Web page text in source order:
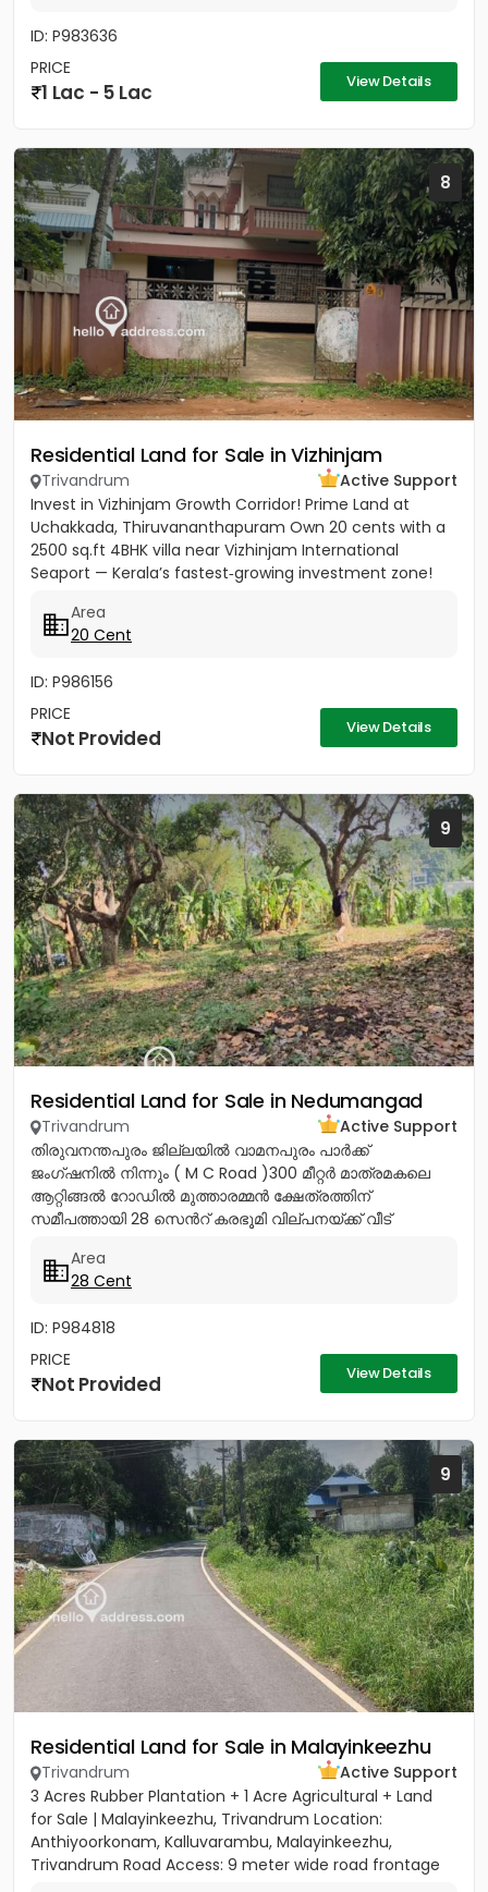
ID: P983636
PRICE
1 Lac - 5 Lac View Details
8
Residential Land for Sale in Vizhinjam
Trivandrum
Active Support
Invest in Vizhinjam Growth Corridor! Prime Land at
Uchakkada, Thiruvananthapuram Own 20 cents with a
2500 sq.ft 4BHK villa near Vizhinjam International
Seaport — Kerala’s fastest‑growing investment zone!
Area
20 Cent
ID: P986156
PRICE
Not Provided View Details
9
Residential Land for Sale in Nedumangad
Trivandrum
Active Support
തിരുവനന്തപുരം ജില്ലയിൽ വാമനപുരം പാർക്ക്
ജംഗ്ഷനിൽ നിന്നും ( M C Road )300 മീറ്റർ മാത്രമകലെ
ആറ്റിങ്ങൽ റോഡിൽ മുത്താരമ്മൻ ക്ഷേത്രത്തിന്
സമീപത്തായി 28 സെൻറ് കരഭൂമി വില്പനയ്ക്ക് വീട്
Area
28 Cent
ID: P984818
PRICE
Not Provided View Details
9
Residential Land for Sale in Malayinkeezhu
Trivandrum
Active Support
3 Acres Rubber Plantation + 1 Acre Agricultural + Land
for Sale | Malayinkeezhu, Trivandrum Location:
Anthiyoorkonam, Kalluvarambu, Malayinkeezhu,
Trivandrum Road Access: 9 meter wide road frontage